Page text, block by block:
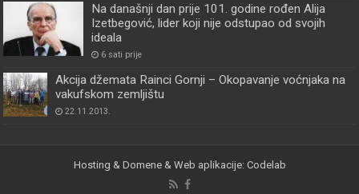
Na današnji dan prije 101. godine rođen Alija
Izetbegović, lider koji nije odstupao od svojih
ideala
6 sati prije
Akcija džemata Rainci Gornji – Okopavanje voćnjaka na
vakufskom zemljištu
22.11.2013.
Hosting & Domene & Web aplikacije: Codelab